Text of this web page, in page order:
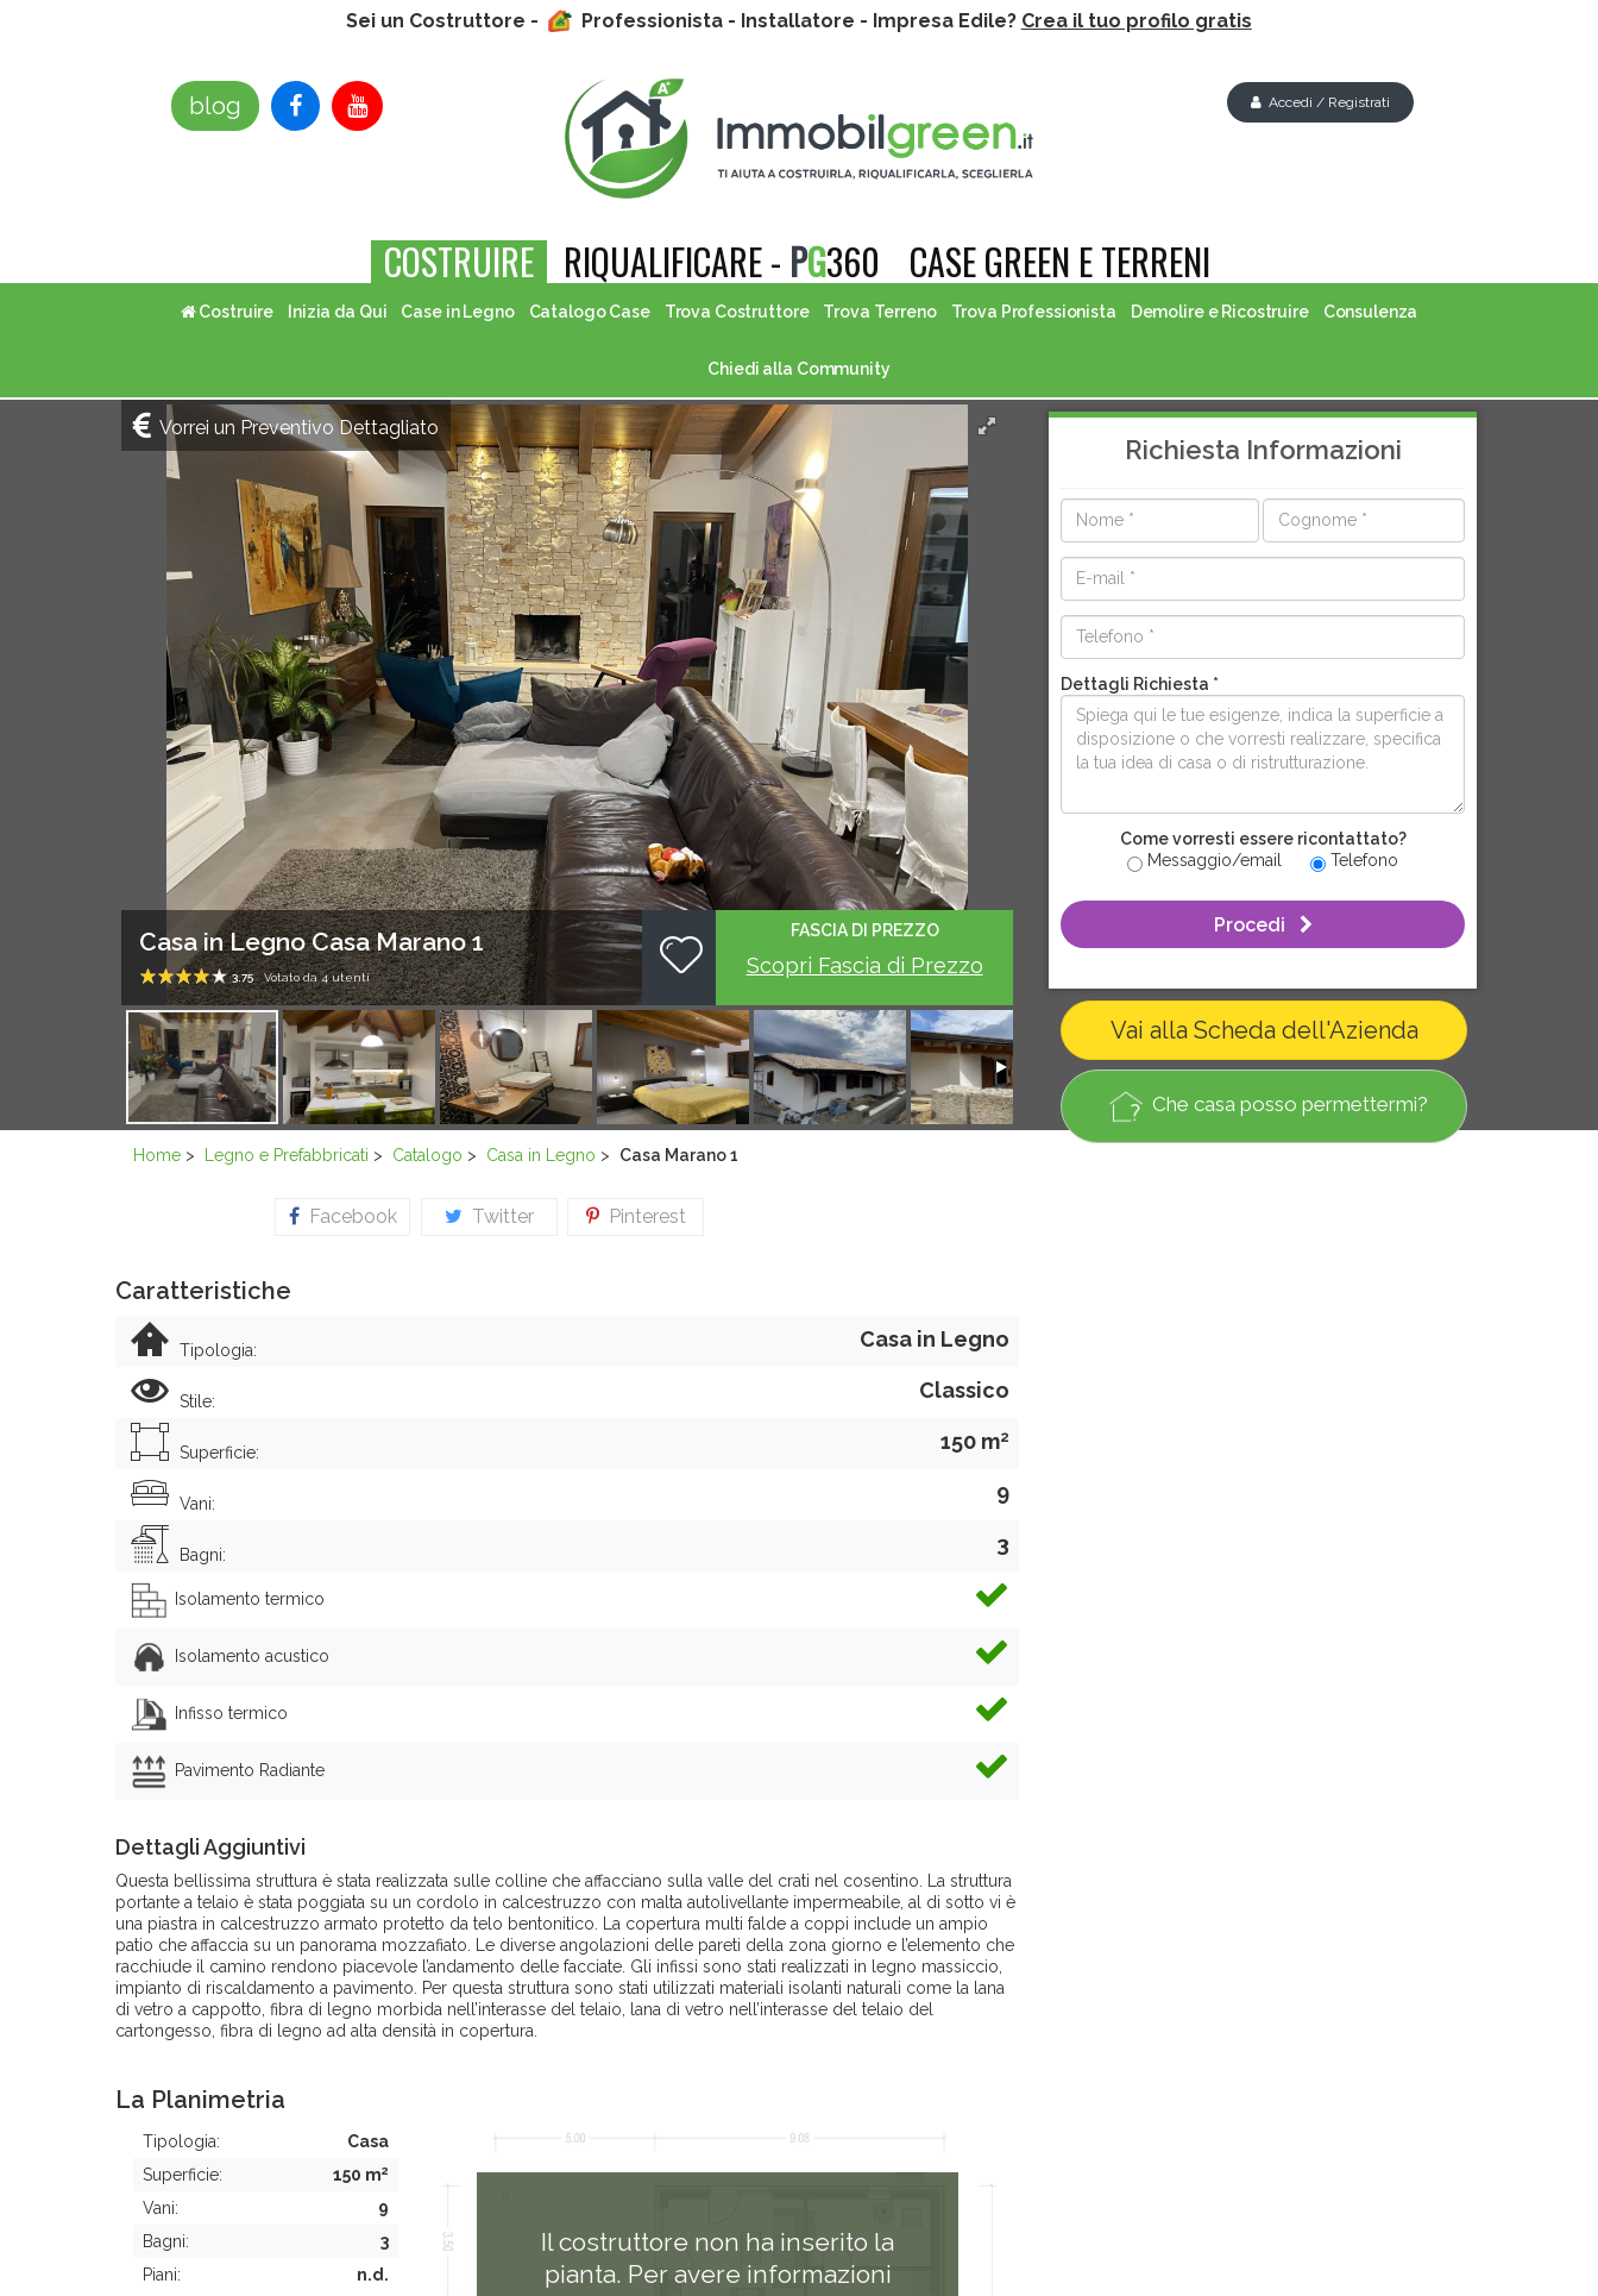
Sei un Costruttore - Professionista - Installatore - Impresa Edile? Crea il tuo profilo gratis
blog Accedi / Registrati
COSTRUIRE RIQUALIFICARE - PG360 CASE GREEN E TERRENI
Costruire Inizia da Qui Case in Legno Catalogo Case Trova Costruttore Trova Terreno Trova Professionista Demolire e Ricostruire Consulenza
Chiedi alla Community
Casa in Legno Casa Marano 1
5
4
3
3.75Votato da4utenti
FASCIA DI PREZZO
Scopri Fascia di Prezzo
Vorrei un Preventivo Dettagliato
Richiesta Informazioni
Dettagli Richiesta *
Come vorresti essere ricontattato?
Messaggio/email
Telefono
Procedi
Che casa posso permettermi?
Vai alla Scheda dell'Azienda
Home > Legno e Prefabbricati > Catalogo > Casa in Legno > Casa Marano 1
Facebook Twitter Pinterest
Caratteristiche
Tipologia: Casa in Legno
Stile: Classico
Superficie: 150 m2
Vani: 9
Bagni: 3
Isolamento termico
Isolamento acustico
Infisso termico
Pavimento Radiante
Dettagli Aggiuntivi
Questa bellissima struttura è stata realizzata sulle colline che affacciano sulla valle del crati nel cosentino. La struttura
portante a telaio è stata poggiata su un cordolo in calcestruzzo con malta autolivellante impermeabile, al di sotto vi è
una piastra in calcestruzzo armato protetto da telo bentonitico. La copertura multi falde a coppi include un ampio
patio che affaccia su un panorama mozzafiato. Le diverse angolazioni delle pareti della zona giorno e l’elemento che
racchiude il camino rendono piacevole l’andamento delle facciate. Gli infissi sono stati realizzati in legno massiccio,
impianto di riscaldamento a pavimento. Per questa struttura sono stati utilizzati materiali isolanti naturali come la lana
di vetro a cappotto, fibra di legno morbida nell’interasse del telaio, lana di vetro nell’interasse del telaio del
cartongesso, fibra di legno ad alta densità in copertura.
La Planimetria
Tipologia:
Casa
Superficie:
150 m2
Vani:
9
Bagni:
3
Piani:
n.d.
Il costruttore non ha inserito la
pianta. Per avere informazioni